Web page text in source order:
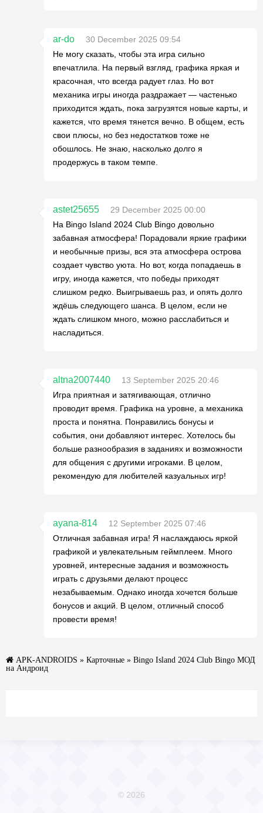
ar-do
30 December 2025 09:54
Не могу сказать, чтобы эта игра сильно
впечатлила. На первый взгляд, графика яркая и
красочная, что всегда радует глаз. Но вот
механика игры иногда раздражает — частенько
приходится ждать, пока загрузятся новые карты, и
кажется, что время тянется вечно. В общем, есть
свои плюсы, но без недостатков тоже не
обошлось. Не знаю, насколько долго я
продержусь в таком темпе.
astet25655
29 December 2025 00:00
На Bingo Island 2024 Club Bingo довольно
забавная атмосфера! Порадовали яркие графики
и необычные призы, вся эта атмосфера острова
создает чувство уюта. Но вот, когда попадаешь в
игру, иногда кажется, что победы приходят
слишком редко. Выигрываешь раз, и опять долго
ждёшь следующего шанса. В целом, если не
ждать слишком много, можно расслабиться и
насладиться.
altna2007440
13 September 2025 20:46
Игра приятная и затягивающая, отлично
проводит время. Графика на уровне, а механика
проста и понятна. Понравились бонусы и
события, они добавляют интерес. Хотелось бы
больше разнообразия в заданиях и возможности
для общения с другими игроками. В целом,
рекомендую для любителей казуальных игр!
ayana-814
12 September 2025 07:46
Отличная забавная игра! Я наслаждаюсь яркой
графикой и увлекательным геймплеем. Много
уровней, интересные задания и возможность
играть с друзьями делают процесс
незабываемым. Однако иногда хочется больше
бонусов и акций. В целом, отличный способ
провести время!
APK-ANDROIDS » Карточные » Bingo Island 2024 Club Bingo МОД
на Андроид
© 2026